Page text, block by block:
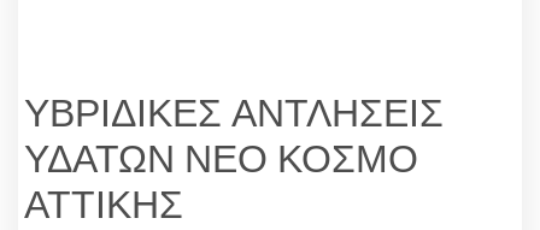
ΥΒΡΙΔΙΚΕΣ ΑΝΤΛΗΣΕΙΣ
ΥΔΑΤΩΝ ΝΕΟ ΚΟΣΜΟ
ΑΤΤΙΚΗΣ